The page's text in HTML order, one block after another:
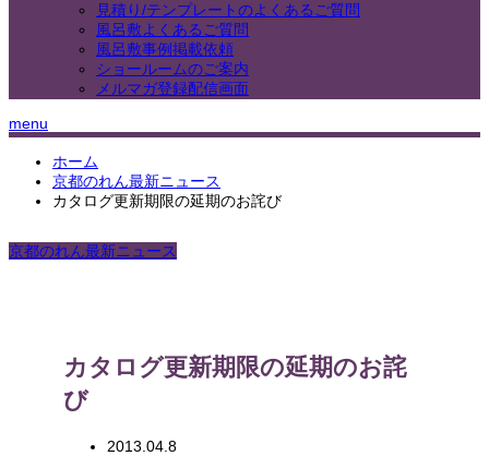
見積り/テンプレートのよくあるご質問
風呂敷よくあるご質問
風呂敷事例掲載依頼
ショールームのご案内
メルマガ登録配信画面
menu
ホーム
京都のれん最新ニュース
カタログ更新期限の延期のお詫び
京都のれん最新ニュース
カタログ更新期限の延期のお詫
び
2013.04.8